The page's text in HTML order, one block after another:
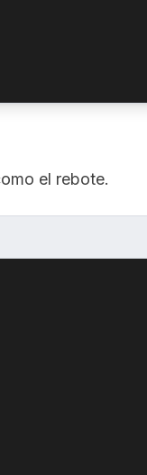
el rebote.